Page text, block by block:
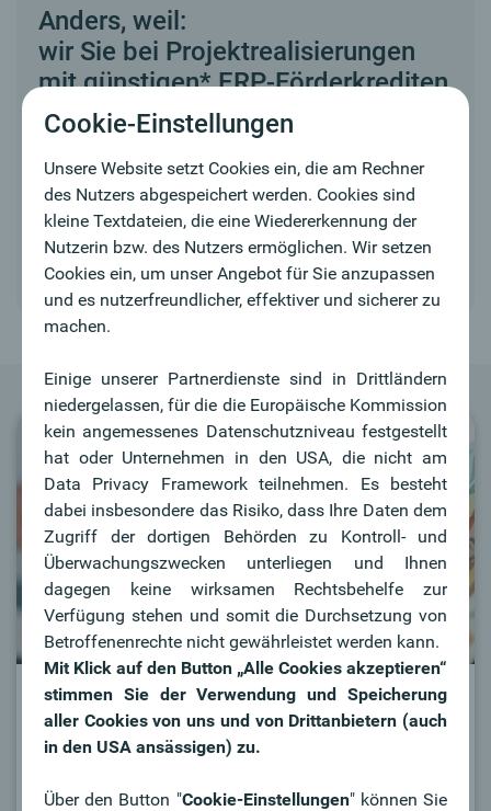
Anders, weil:
wir Sie bei Projektrealisierungen
mit günstigen* ERP-Förderkrediten
unterstützen können.
Jetzt Termin vereinbaren
*Stand 01.02.2026. Jederzeitige, auch kurzfristige, durch
Geldmarktänderungen bedingte Änderungen ausdrücklich
Investition & Förderung
Die ideale Finanzierungslösung für Ihren
Cookie-Einstellungen
Unsere Website setzt Cookies ein, die am Rechner
des Nutzers abgespeichert werden. Cookies sind
kleine Textdateien, die eine Wiedererkennung der
Nutzerin bzw. des Nutzers ermöglichen. Wir setzen
Cookies ein, um unser Angebot für Sie anzupassen
und es nutzerfreundlicher, effektiver und sicherer zu
machen.
Einige unserer Partnerdienste sind in Drittländern
niedergelassen, für die die Europäische Kommission
kein angemessenes Datenschutzniveau festgestellt
hat oder Unternehmen in den USA, die nicht am
Data Privacy Framework teilnehmen. Es besteht
dabei insbesondere das Risiko, dass Ihre Daten dem
Zugriff der dortigen Behörden zu Kontroll- und
Überwachungszwecken unterliegen und Ihnen
dagegen keine wirksamen Rechtsbehelfe zur
Verfügung stehen und somit die Durchsetzung von
Betroffenenrechte nicht gewährleistet werden kann.
Mit Klick auf den Button „Alle Cookies akzeptieren“
stimmen Sie der Verwendung und Speicherung
aller Cookies von uns und von Drittanbietern (auch
in den USA ansässigen) zu.
Über den Button "Cookie-Einstellungen" können Sie